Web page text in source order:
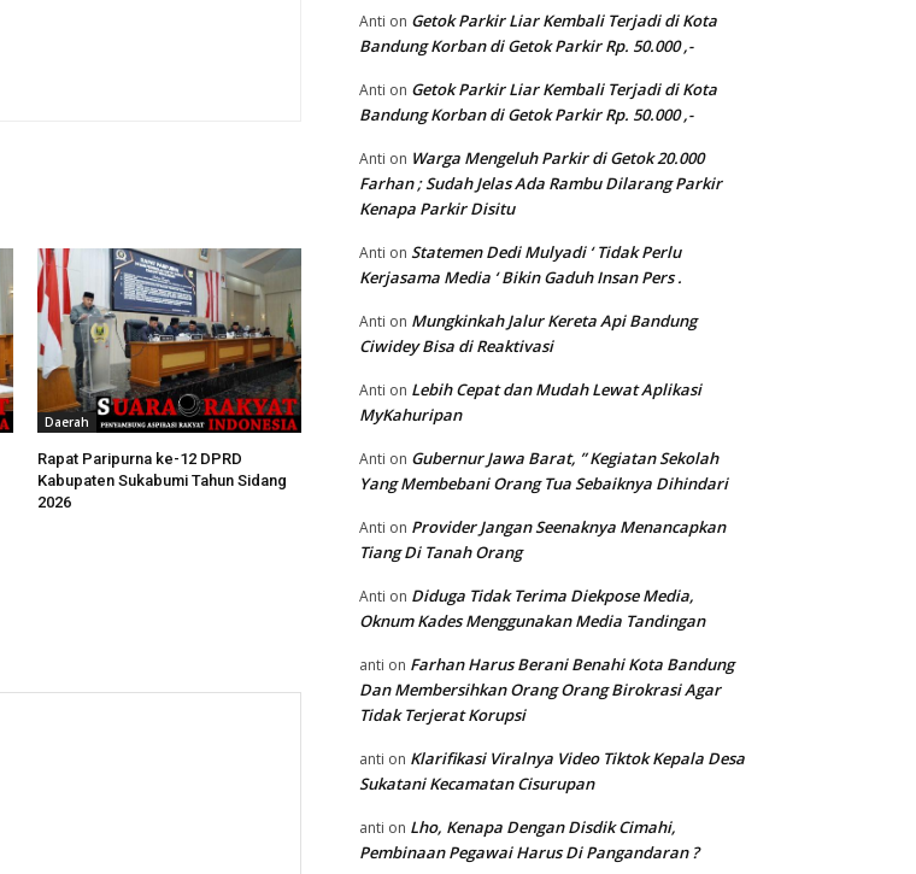
Daerah
Rapat Paripurna ke-12 DPRD
Kabupaten Sukabumi Tahun Sidang
2026
Anti on Getok Parkir Liar Kembali Terjadi di Kota
Bandung Korban di Getok Parkir Rp. 50.000 ,-
Anti on Getok Parkir Liar Kembali Terjadi di Kota
Bandung Korban di Getok Parkir Rp. 50.000 ,-
Anti on Warga Mengeluh Parkir di Getok 20.000
Farhan ; Sudah Jelas Ada Rambu Dilarang Parkir
Kenapa Parkir Disitu
Anti on Statemen Dedi Mulyadi ‘ Tidak Perlu
Kerjasama Media ‘ Bikin Gaduh Insan Pers .
Anti on Mungkinkah Jalur Kereta Api Bandung
Ciwidey Bisa di Reaktivasi
Anti on Lebih Cepat dan Mudah Lewat Aplikasi
MyKahuripan
Anti on Gubernur Jawa Barat, ” Kegiatan Sekolah
Yang Membebani Orang Tua Sebaiknya Dihindari
Anti on Provider Jangan Seenaknya Menancapkan
Tiang Di Tanah Orang
Anti on Diduga Tidak Terima Diekpose Media,
Oknum Kades Menggunakan Media Tandingan
anti on Farhan Harus Berani Benahi Kota Bandung
Dan Membersihkan Orang Orang Birokrasi Agar
Tidak Terjerat Korupsi
anti on Klarifikasi Viralnya Video Tiktok Kepala Desa
Sukatani Kecamatan Cisurupan
anti on Lho, Kenapa Dengan Disdik Cimahi,
Pembinaan Pegawai Harus Di Pangandaran ?